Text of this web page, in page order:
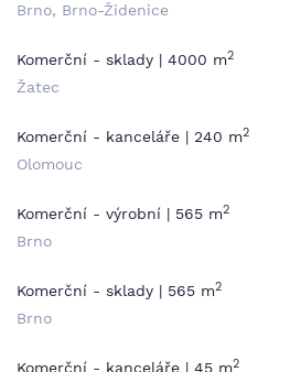
Brno, Brno-Židenice
Komerční - sklady | 4000 m2
Žatec
Komerční - kanceláře | 240 m2
Olomouc
Komerční - výrobní | 565 m2
Brno
Komerční - sklady | 565 m2
Brno
Komerční - kanceláře | 45 m2